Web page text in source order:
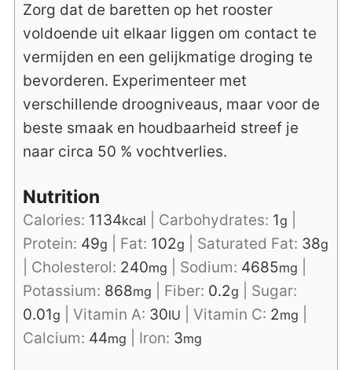
Zorg dat de baretten op het rooster
voldoende uit elkaar liggen om contact te
vermijden en een gelijkmatige droging te
bevorderen. Experimenteer met
verschillende droogniveaus, maar voor de
beste smaak en houdbaarheid streef je
naar circa 50 % vochtverlies.
Nutrition
Calories: 1134kcal Carbohydrates: 1g
Protein: 49g Fat: 102g Saturated Fat: 38g
Cholesterol: 240mg Sodium: 4685mg
Potassium: 868mg Fiber: 0.2g
Sugar:
0.01g Vitamin A: 30IU Vitamin C: 2mg
Calcium: 44mg Iron: 3mg